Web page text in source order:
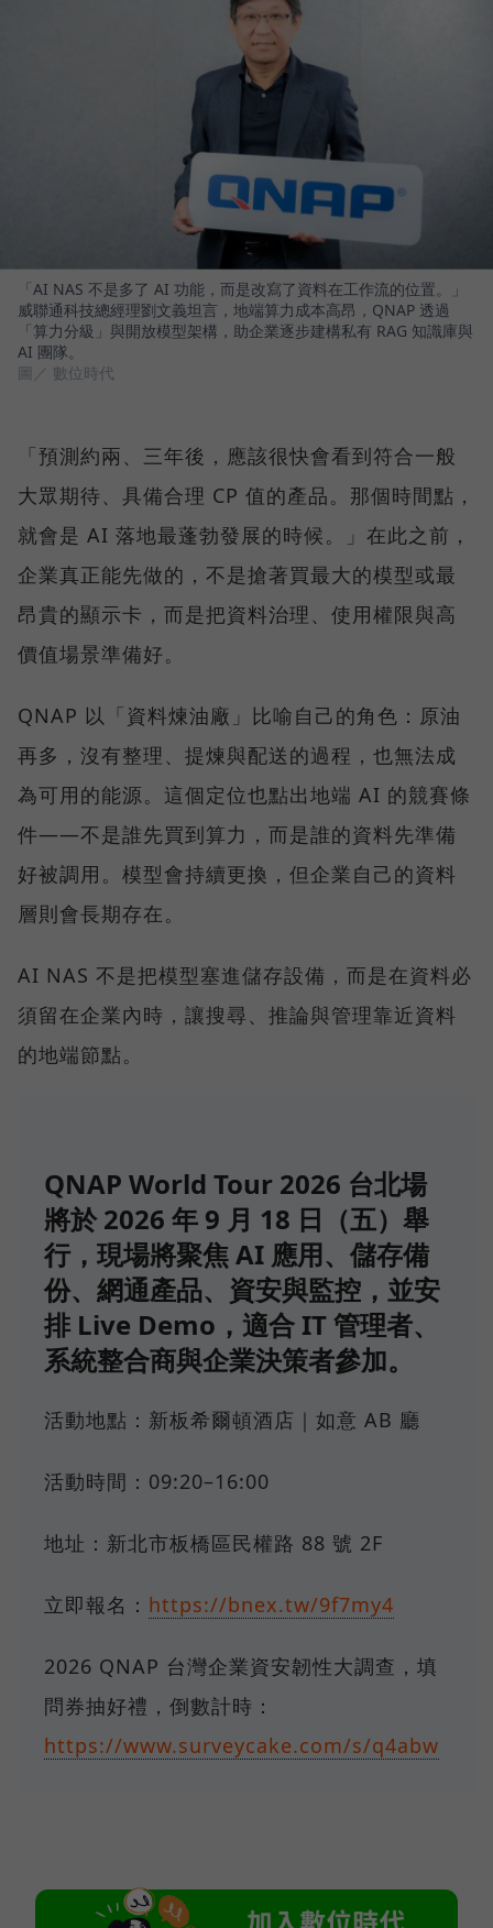
「AI NAS 不是多了 AI 功能，而是改寫了資料在工作流的位置。」
威聯通科技總經理劉文義坦言，地端算力成本高昂，QNAP 透過
「算力分級」與開放模型架構，助企業逐步建構私有 RAG 知識庫與
AI 團隊。
圖／ 數位時代
「預測約兩、三年後，應該很快會看到符合一般
大眾期待、具備合理 CP 值的產品。那個時間點，
就會是 AI 落地最蓬勃發展的時候。」在此之前，
企業真正能先做的，不是搶著買最大的模型或最
昂貴的顯示卡，而是把資料治理、使用權限與高
價值場景準備好。
QNAP 以「資料煉油廠」比喻自己的角色：原油
再多，沒有整理、提煉與配送的過程，也無法成
為可用的能源。這個定位也點出地端 AI 的競賽條
件——不是誰先買到算力，而是誰的資料先準備
好被調用。模型會持續更換，但企業自己的資料
層則會長期存在。
AI NAS 不是把模型塞進儲存設備，而是在資料必
須留在企業內時，讓搜尋、推論與管理靠近資料
的地端節點。
QNAP World Tour 2026 台北場
將於 2026 年 9 月 18 日（五）舉
行，現場將聚焦 AI 應用、儲存備
份、網通產品、資安與監控，並安
排 Live Demo，適合 IT 管理者、
系統整合商與企業決策者參加。
活動地點：新板希爾頓酒店｜如意 AB 廳
活動時間：09:20–16:00
地址：新北市板橋區民權路 88 號 2F
立即報名： https://bnex.tw/9f7my4
2026 QNAP 台灣企業資安韌性大調查，填
問券抽好禮，倒數計時：
https://www.surveycake.com/s/q4abw